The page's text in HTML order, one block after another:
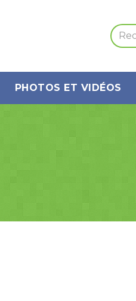
PHOTOS ET VIDÉOS